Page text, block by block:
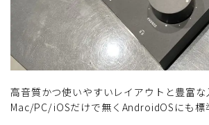
高音質かつ使いやすいレイアウトと豊富
Mac/PC/iOSだけで無くAndroidOSにも標